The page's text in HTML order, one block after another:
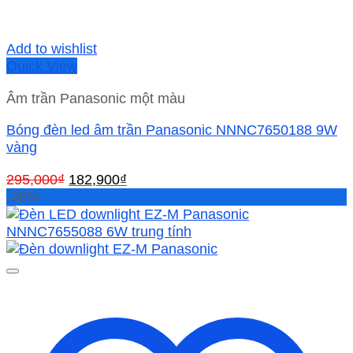
Add to wishlist
Quick View
Âm trần Panasonic một màu
Bóng đèn led âm trần Panasonic NNNC7650188 9W
vàng
295,000₫ Giá
là:
295,000₫.
182,900₫
tại
là:
182,900₫.
-38%